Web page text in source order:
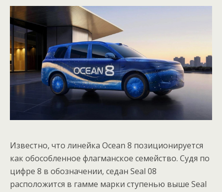
Известно, что линейка Ocean 8 позиционируется
как обособленное флагманское семейство. Судя по
цифре 8 в обозначении, седан Seal 08
расположится в гамме марки ступенью выше Seal